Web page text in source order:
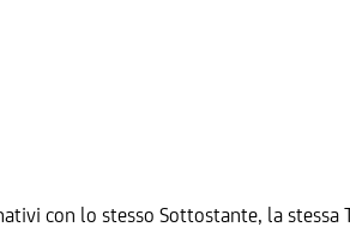
con lo stesso Sottostante, la